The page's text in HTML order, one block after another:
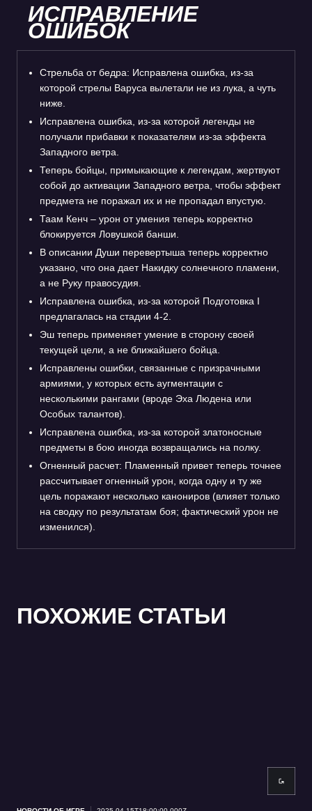
ИСПРАВЛЕНИЕ
ОШИБОК
Стрельба от бедра: Исправлена ошибка, из-за
которой стрелы Варуса вылетали не из лука, а чуть
ниже.
Исправлена ошибка, из-за которой легенды не
получали прибавки к показателям из-за эффекта
Западного ветра.
Теперь бойцы, примыкающие к легендам, жертвуют
собой до активации Западного ветра, чтобы эффект
предмета не поражал их и не пропадал впустую.
Таам Кенч – урон от умения теперь корректно
блокируется Ловушкой банши.
В описании Души перевертыша теперь корректно
указано, что она дает Накидку солнечного пламени,
а не Руку правосудия.
Исправлена ошибка, из-за которой Подготовка I
предлагалась на стадии 4-2.
Эш теперь применяет умение в сторону своей
текущей цели, а не ближайшего бойца.
Исправлены ошибки, связанные с призрачными
армиями, у которых есть аугментации с
несколькими рангами (вроде Эха Людена или
Особых талантов).
Исправлена ошибка, из-за которой златоносные
предметы в бою иногда возвращались на полку.
Огненный расчет: Пламенный привет теперь точнее
рассчитывает огненный урон, когда одну и ту же
цель поражают несколько канониров (влияет только
на сводку по результатам боя; фактический урон не
изменился).
ПОХОЖИЕ СТАТЬИ